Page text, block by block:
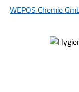
WEPOS Chemie
Bildergalerie